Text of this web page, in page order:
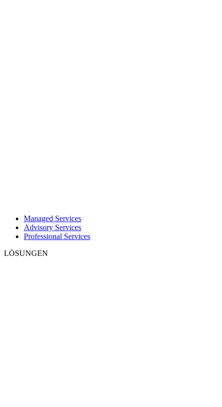
Managed Services
Advisory Services
Professional Services
LÖSUNGEN